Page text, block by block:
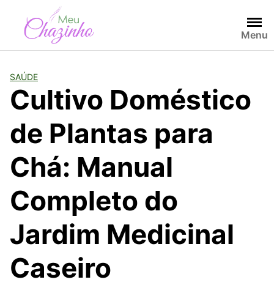
Menu
SAÚDE
Cultivo Doméstico
de Plantas para
Chá: Manual
Completo do
Jardim Medicinal
Caseiro